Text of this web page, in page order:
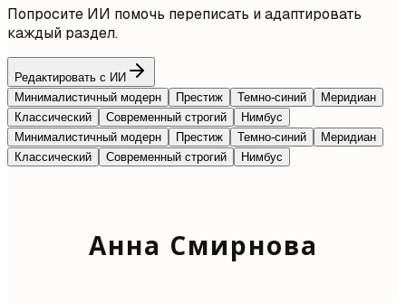
Попросите ИИ помочь переписать и адаптировать
каждый раздел.
Редактировать с ИИ
Минималистичный модерн
Престиж Темно-синий
Меридиан
Классический
Современный строгий
Нимбус
Минималистичный модерн
Престиж Темно-синий
Меридиан
Классический
Современный строгий Нимбус
Анна Смирнова